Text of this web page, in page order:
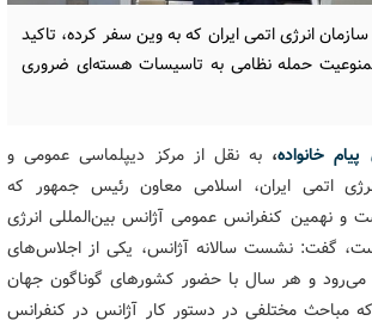
انرژی اتمی ایران که به وین سفر کرده، تاکید
حمله نظامی به تاسیسات هسته‌ای ضروری
خانواده، به نقل از مرکز دیپلماسی عمومی و
اتمی ایران، اسلامی معاون رئیس جمهور که
نهمین کنفرانس عمومی آژانس بین‌المللی انرژی
گفت: نشست سالانه آژانس، یکی از اجلاس‌های
می‌رود و هر سال با حضور کشورهای گوناگون جهان
مباحث مختلفی در دستور کار آژانس در کنفرانس